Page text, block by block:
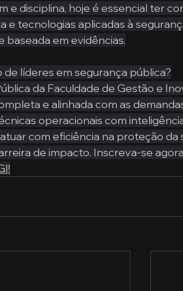
e disciplina, hoje é essencial ter
e tecnologias aplicadas à
baseada em evidências.
líderes em segurança pública?
da Faculdade de Gestão e
e alinhada com as
operacionais com
com eficiência na proteção da
de impacto. Inscreva-se